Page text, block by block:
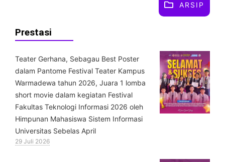
ARSIP
Prestasi
Teater Gerhana, Sebagau Best Poster
dalam Pantome Festival Teater Kampus
Warmadewa tahun 2026, Juara 1 lomba
short movie dalam kegiatan Festival
Fakultas Teknologi Informasi 2026 oleh
Himpunan Mahasiswa Sistem Informasi
Universitas Sebelas April
29 Juli 2026